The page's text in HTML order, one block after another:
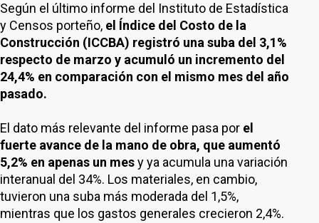
Según el último informe del Instituto de Estadística
y Censos porteño, el Índice del Costo de la
Construcción (ICCBA) registró una suba del 3,1%
respecto de marzo y acumuló un incremento del
24,4% en comparación con el mismo mes del año
pasado.
El dato más relevante del informe pasa por el
fuerte avance de la mano de obra, que aumentó
5,2% en apenas un mesy ya acumula una variación
interanual del 34%. Los materiales, en cambio,
tuvieron una suba más moderada del 1,5%,
mientras que los gastos generales crecieron 2,4%.